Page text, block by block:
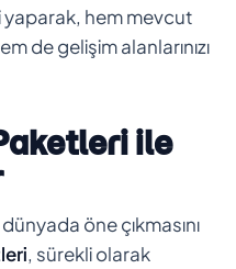
yaparak, hem mevcut
de gelişim alanlarınızı
ile
öne çıkmasını
, sürekli olarak